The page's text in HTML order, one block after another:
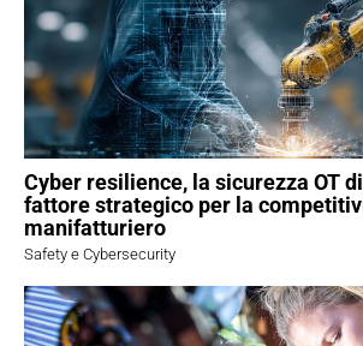
Cyber resilience, la sicurezza OT
fattore strategico per la
manifatturiero
Safety e Cybersecurity